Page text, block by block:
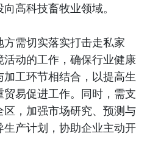
高科技畜牧业领域。
需切实落实打击走私家
动的工作，确保行业健康
工环节相结合，以提高生
易促进工作。同时，需支
，加强市场研究、预测与
产计划，协助企业主动开